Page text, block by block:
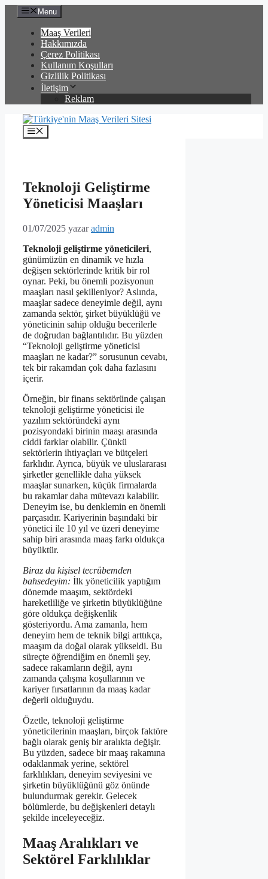
İçeriğe
atla
Menu
Maaş Verileri
Hakkımızda
Çerez Politikası
Kullanım Koşulları
Gizlilik Politikası
İletişim
Reklam
Menü
Teknoloji Geliştirme
Yöneticisi Maaşları
01/07/2025 yazaradmin
Teknoloji geliştirme yöneticileri,
günümüzün en dinamik ve hızla
değişen sektörlerinde kritik bir rol
oynar. Peki, bu önemli pozisyonun
maaşları nasıl şekilleniyor? Aslında,
maaşlar sadece deneyimle değil, aynı
zamanda sektör, şirket büyüklüğü ve
yöneticinin sahip olduğu becerilerle
de doğrudan bağlantılıdır. Bu yüzden
“Teknoloji geliştirme yöneticisi
maaşları ne kadar?” sorusunun cevabı,
tek bir rakamdan çok daha fazlasını
içerir.
Örneğin, bir finans sektöründe çalışan
teknoloji geliştirme yöneticisi ile
yazılım sektöründeki aynı
pozisyondaki birinin maaşı arasında
ciddi farklar olabilir. Çünkü
sektörlerin ihtiyaçları ve bütçeleri
farklıdır. Ayrıca, büyük ve uluslararası
şirketler genellikle daha yüksek
maaşlar sunarken, küçük firmalarda
bu rakamlar daha mütevazı kalabilir.
Deneyim ise, bu denklemin en önemli
parçasıdır. Kariyerinin başındaki bir
yönetici ile 10 yıl ve üzeri deneyime
sahip biri arasında maaş farkı oldukça
büyüktür.
Biraz da kişisel tecrübemden
bahsedeyim: İlk yöneticilik yaptığım
dönemde maaşım, sektördeki
hareketliliğe ve şirketin büyüklüğüne
göre oldukça değişkenlik
gösteriyordu. Ama zamanla, hem
deneyim hem de teknik bilgi arttıkça,
maaşım da doğal olarak yükseldi. Bu
süreçte öğrendiğim en önemli şey,
sadece rakamların değil, aynı
zamanda çalışma koşullarının ve
kariyer fırsatlarının da maaş kadar
değerli olduğuydu.
Özetle, teknoloji geliştirme
yöneticilerinin maaşları, birçok faktöre
bağlı olarak geniş bir aralıkta değişir.
Bu yüzden, sadece bir maaş rakamına
odaklanmak yerine, sektörel
farklılıkları, deneyim seviyesini ve
şirketin büyüklüğünü göz önünde
bulundurmak gerekir. Gelecek
bölümlerde, bu değişkenleri detaylı
şekilde inceleyeceğiz.
Maaş Aralıkları ve
Sektörel Farklılıklar